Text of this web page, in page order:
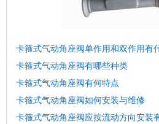
卡箍式气动角座阀单作用和双作用有
卡箍式气动角座阀有哪些种类
卡箍式气动角座阀有何特点
卡箍式气动角座阀如何安装与维修
卡箍式气动角座阀应按流动方向安装